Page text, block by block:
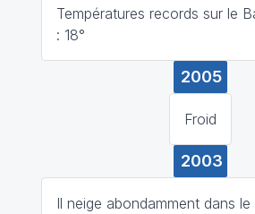
Températures records sur le
: 18°
2005
Froid
2003
Il neige abondamment dans